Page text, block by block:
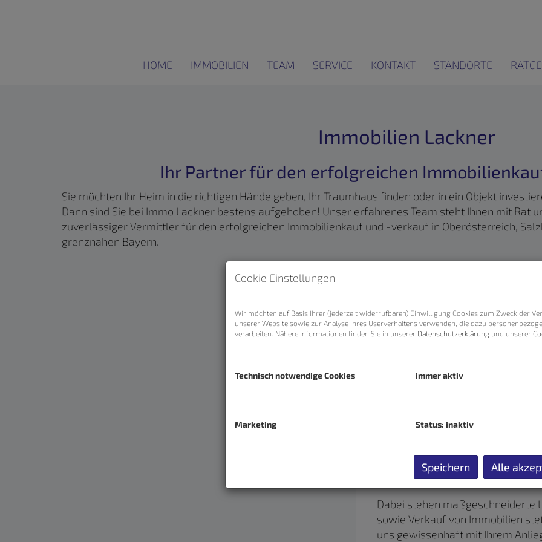
HOME IMMOBILIEN TEAM SERVICE KONTAKT STANDORTE
Immobilien Lackner
Ihr Partner für den erfolgreichen
Sie möchten Ihr Heim in die richtigen Hände geben, Ihr Traumhaus finden oder in ein Objekt
Dann sind Sie bei Immo Lackner bestens aufgehoben! Unser erfahrenes Team steht Ihnen mit Rat
zuverlässiger Vermittler für den erfolgreichen Immobilienkauf und -verkauf in Oberösterreich,
grenznahen Bayern.
Bewerten Sie Ihre Immobilie
Als renommiertes
Kundinnen und Kunden
jedem Schritt der
360-Grad-Service gilt daher von
zur finalen Schlüsselübergabe
Dabei stehen maßgeschneiderte
sowie Verkauf von Immobilien
uns gewissenhaft mit Ihrem
Cookie Einstellungen
Wir möchten auf Basis Ihrer (jederzeit widerrufbaren) Einwilligung Cookies zum Zweck der
unserer Website sowie zur Analyse Ihres Userverhaltens verwenden, die dazu
verarbeiten. Nähere Informationen finden Sie in unserer Datenschutzerklärung und unserer
Technisch notwendige Cookies immer aktiv
Marketing Status: inaktiv
Speichern Alle